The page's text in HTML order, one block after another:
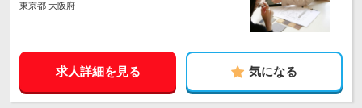
東京都 大阪府
求人詳細を見る 気になる